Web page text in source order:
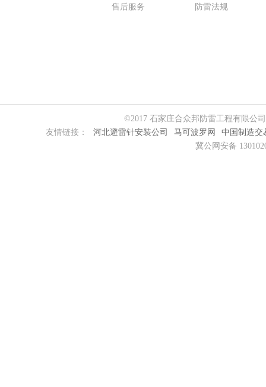
售后服务
防雷法规
©2017 石家庄合众邦防雷工程有限公
友情链接：
河北避雷针安装公司 马可波罗网
中国制造交
冀公网安备